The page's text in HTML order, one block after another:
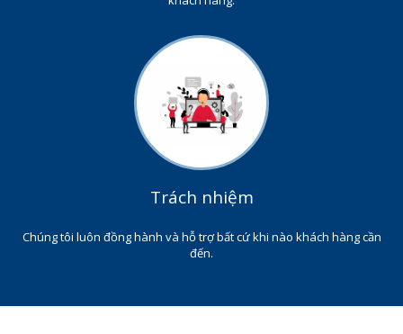
Trách nhiệm
Chúng tôi luôn đồng hành và hỗ trợ bất cứ khi nào khách hàng cần
đến.